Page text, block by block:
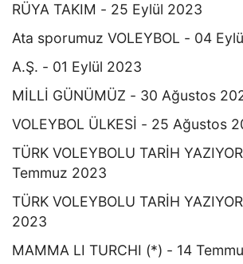
RÜYA TAKIM - 25 Eylül 2023
Ata sporumuz VOLEYBOL - 04
A.Ş. - 01 Eylül 2023
MİLLİ GÜNÜMÜZ - 30 Ağustos
VOLEYBOL ÜLKESİ - 25 Ağustos
TÜRK VOLEYBOLU TARİH
Temmuz 2023
TÜRK VOLEYBOLU TARİH
2023
MAMMA LI TURCHI (*) - 14